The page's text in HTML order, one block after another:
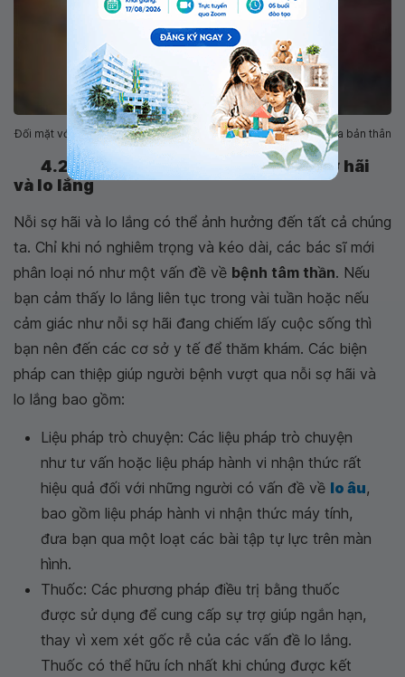
Đối mặt với nỗi sợ hãi bằng cách tìm hiểu thêm về nỗi sợ hãi của bản thân
4.2 Các phương pháp điều trị nỗi sợ hãi
và lo lắng
Nỗi sợ hãi và lo lắng có thể ảnh hưởng đến tất cả chúng
ta. Chỉ khi nó nghiêm trọng và kéo dài, các bác sĩ mới
phân loại nó như một vấn đề về bệnh tâm thần. Nếu
bạn cảm thấy lo lắng liên tục trong vài tuần hoặc nếu
cảm giác như nỗi sợ hãi đang chiếm lấy cuộc sống thì
bạn nên đến các cơ sở y tế để thăm khám. Các biện
pháp can thiệp giúp người bệnh vượt qua nỗi sợ hãi và
lo lắng bao gồm:
Liệu pháp trò chuyện: Các liệu pháp trò chuyện
như tư vấn hoặc liệu pháp hành vi nhận thức rất
hiệu quả đối với những người có vấn đề về lo âu,
bao gồm liệu pháp hành vi nhận thức máy tính,
đưa bạn qua một loạt các bài tập tự lực trên màn
hình.
Thuốc: Các phương pháp điều trị bằng thuốc
được sử dụng để cung cấp sự trợ giúp ngắn hạn,
thay vì xem xét gốc rễ của các vấn đề lo lắng.
Thuốc có thể hữu ích nhất khi chúng được kết